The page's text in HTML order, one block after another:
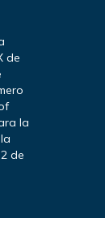
de
la
de